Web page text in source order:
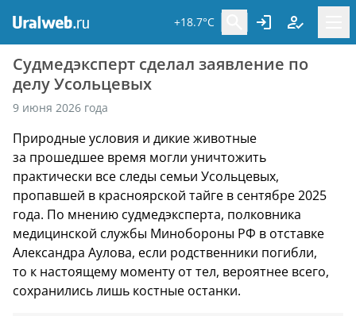
+18.7°C
Судмедэксперт сделал заявление по
делу Усольцевых
9 июня 2026 года
Природные условия и дикие животные
за прошедшее время могли уничтожить
практически все следы семьи Усольцевых,
пропавшей в красноярской тайге в сентябре 2025
года. По мнению судмедэксперта, полковника
медицинской службы Минобороны РФ в отставке
Александра Аулова, если родственники погибли,
то к настоящему моменту от тел, вероятнее всего,
сохранились лишь костные останки.